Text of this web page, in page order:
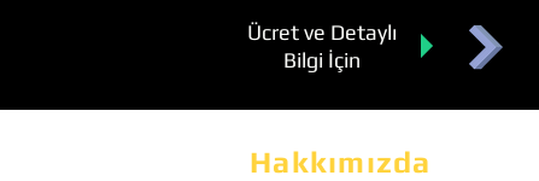
Ücret ve Detaylı
Bilgi İçin
Hakkımızda